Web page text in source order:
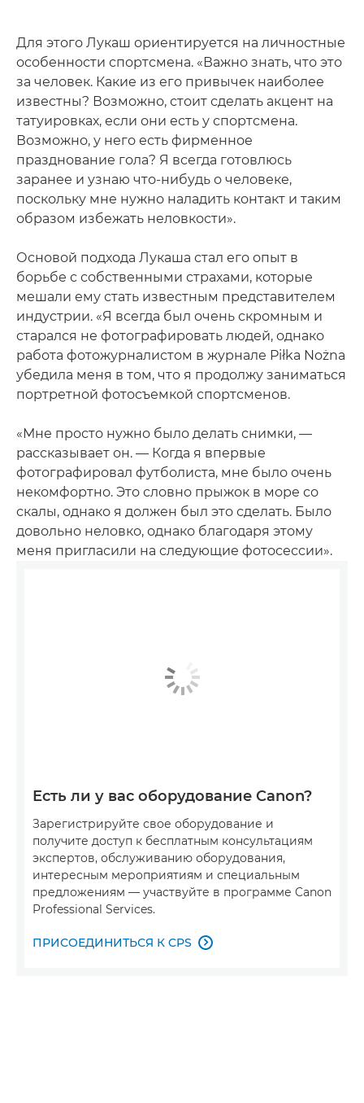
Для этого Лукаш ориентируется на личностные
особенности спортсмена. «Важно знать, что это
за человек. Какие из его привычек наиболее
известны? Возможно, стоит сделать акцент на
татуировках, если они есть у спортсмена.
Возможно, у него есть фирменное
празднование гола? Я всегда готовлюсь
заранее и узнаю что-нибудь о человеке,
поскольку мне нужно наладить контакт и таким
образом избежать неловкости».
Основой подхода Лукаша стал его опыт в
борьбе с собственными страхами, которые
мешали ему стать известным представителем
индустрии. «Я всегда был очень скромным и
старался не фотографировать людей, однако
работа фотожурналистом в журнале Piłka Nożna
убедила меня в том, что я продолжу заниматься
портретной фотосъемкой спортсменов.
«Мне просто нужно было делать снимки, —
рассказывает он. — Когда я впервые
фотографировал футболиста, мне было очень
некомфортно. Это словно прыжок в море со
скалы, однако я должен был это сделать. Было
довольно неловко, однако благодаря этому
меня пригласили на следующие фотосессии».
Есть ли у вас оборудование Canon?
Зарегистрируйте свое оборудование и
получите доступ к бесплатным консультациям
экспертов, обслуживанию оборудования,
интересным мероприятиям и специальным
предложениям — участвуйте в программе Canon
Professional Services.
ПРИСОЕДИНИТЬСЯ К CPS 